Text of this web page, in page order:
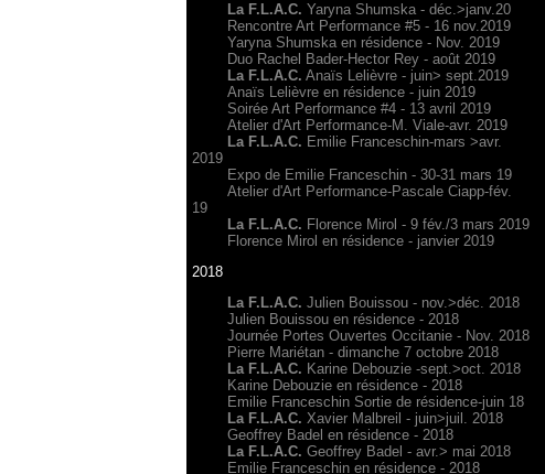
La F.L.A.C. Yaryna Shumska - déc.>janv.20
Rencontre Art Performance #5 - 16 nov.2019
Yaryna Shumska en résidence - Nov. 2019
Duo Rachel Bader-Hector Rey - août 2019
La F.L.A.C. Anaïs Lelièvre - juin> sept.2019
Anaïs Lelièvre en résidence - juin 2019
Soirée Art Performance #4 - 13 avril 2019
Atelier d'Art Performance-M. Viale-avr. 2019
La F.L.A.C. Emilie Franceschin-mars >avr.
2019
Expo de Emilie Franceschin - 30-31 mars 19
Atelier d'Art Performance-Pascale Ciapp-fév.
19
La F.L.A.C. Florence Mirol - 9 fév./3 mars 2019
Florence Mirol en résidence - janvier 2019
2018
La F.L.A.C. Julien Bouissou - nov.>déc. 2018
Julien Bouissou en résidence - 2018
Journée Portes Ouvertes Occitanie - Nov. 2018
Pierre Mariétan - dimanche 7 octobre 2018
La F.L.A.C. Karine Debouzie -sept.>oct. 2018
Karine Debouzie en résidence - 2018
Emilie Franceschin Sortie de résidence-juin 18
La F.L.A.C. Xavier Malbreil - juin>juil. 2018
Geoffrey Badel en résidence - 2018
La F.L.A.C. Geoffrey Badel - avr.> mai 2018
Emilie Franceschin en résidence - 2018